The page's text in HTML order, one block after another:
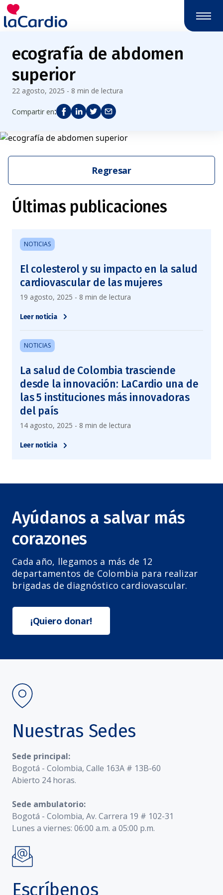
ecografía de abdomen
superior
22 agosto, 2025 - 8 min de lectura
Compartir en:
Regresar
Últimas publicaciones
NOTICIAS
El colesterol y su impacto en la salud
cardiovascular de las mujeres
19 agosto, 2025 - 8 min de lectura
Leer noticia
NOTICIAS
La salud de Colombia trasciende
desde la innovación: LaCardio una de
las 5 instituciones más innovadoras
del país
14 agosto, 2025 - 8 min de lectura
Leer noticia
Ayúdanos a salvar más
corazones
Cada año, llegamos a más de 12
departamentos de Colombia para realizar
brigadas de diagnóstico cardiovascular.
¡Quiero donar!
Nuestras Sedes
Sede principal:
Bogotá - Colombia, Calle 163A # 13B-60
Abierto 24 horas.
Sede ambulatorio:
Bogotá - Colombia, Av. Carrera 19 # 102-31
Lunes a viernes: 06:00 a.m. a 05:00 p.m.
Escríbenos